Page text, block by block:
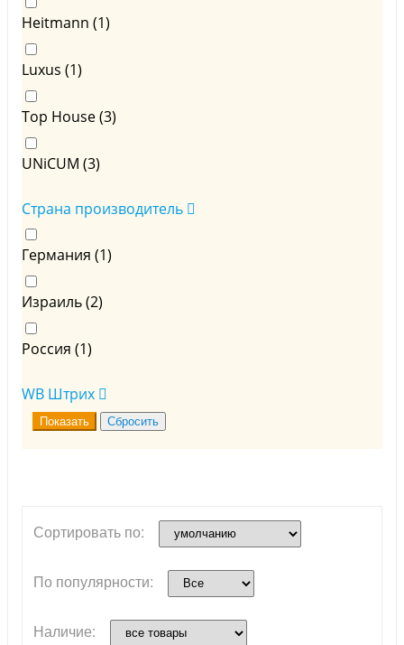
Heitmann (1)
Luxus (1)
Top House (3)
UNiCUM (3)
Страна производитель
Германия (1)
Израиль (2)
Россия (1)
WB Штрих
Сортировать по:
По популярности:
Наличие: